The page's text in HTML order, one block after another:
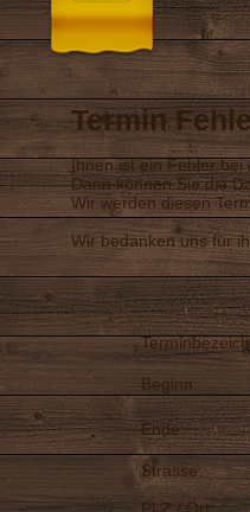
Termin
Ihnen ist ein Fehler bei
Dann können Sie die
Wir werden diesen
Wir bedanken uns für
Beginn:
Ende:
Strasse: